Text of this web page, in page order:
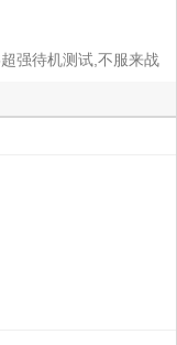
强待机测试,不服来战